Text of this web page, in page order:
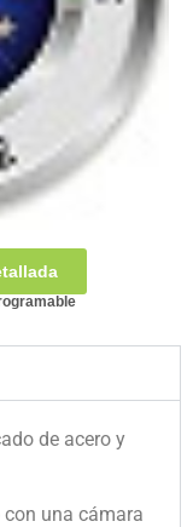
de acero y
una cámara